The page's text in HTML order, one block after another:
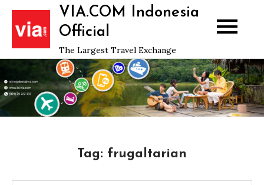
Skip
content
VIA.COM Indonesia
Official
The Largest Travel Exchange
Tag: frugaltarian